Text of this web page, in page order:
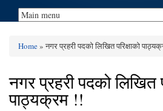
You are here
Home» नगर प्रहरी पदको लिखित परिक्षाको
नगर प्रहरी पदको लिखित
पाठ्यक्रम !!